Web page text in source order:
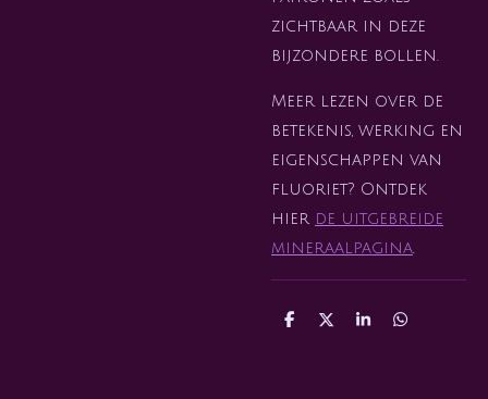
zichtbaar in deze
bijzondere bollen.
Meer lezen over de
betekenis, werking en
eigenschappen van
fluoriet? Ontdek
hier de uitgebreide
mineraalpagina
D
D
S
D